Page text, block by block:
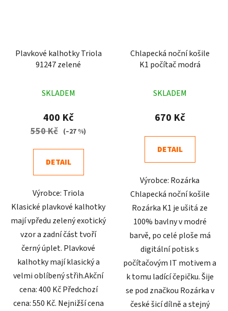
Plavkové kalhotky Triola
91247 zelené
hodnocení
produktu
je
5
SKLADEM
400 Kč
550 Kč (–27 %)
DETAIL
Výrobce: Triola
Klasické plavkové kalhotky
mají vpředu zelený exotický
vzor a zadní část tvoří
černý úplet. Plavkové
kalhotky mají klasický a
velmi oblíbený střih.Akční
cena: 400 Kč Předchozí
cena: 550 Kč. Nejnižší cena
Chlapecká noční košile
K1 počítač modrá
hodnocení
produktu
4,0
z
hvězdiček.
SKLADEM
670 Kč
DETAIL
Výrobce: Rozárka
Chlapecká noční košile
Rozárka K1 je ušitá ze
100% bavlny v modré
barvě, po celé ploše má
digitální potisk s
počítačovým IT motivem a
k tomu ladící čepičku. Šije
se pod značkou Rozárka v
české šicí dílně a stejný